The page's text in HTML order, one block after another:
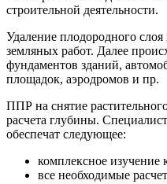
строительной деятельности.
Удаление плодородного
земляных работ. Далее
фундаментов зданий,
площадок, аэродромов и пр.
ППР на снятие
расчета глубины.
обеспечат следующее:
комплексное изучение
все необходимые